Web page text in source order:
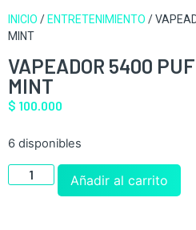
INICIO / ENTRETENIMIENTO /
MINT
VAPEADOR 5400
MINT
$ 100.000
6 disponibles
Añadir al carrito